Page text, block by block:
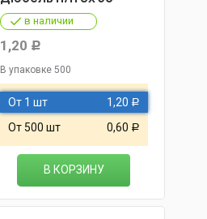
в наличии
1,20 Р
В упаковке 500
От 1 шт 1,20 Р
От 500 шт 0,60 Р
В КОРЗИНУ